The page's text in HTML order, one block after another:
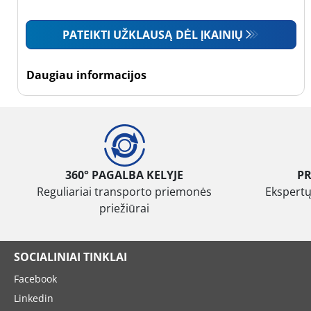
Mažas sunkvežimis
(0)
sustiprintomis
sienelėmis (0)
Padanga
sienelėmis (1)
Daugiau
parinkčių
PATEIKTI UŽKLAUSĄ DĖL ĮKAINIŲ
Daugiau informacijos
360° PAGALBA KELYJE
Reguliariai transporto priemonės
priežiūrai
SOCIALINIAI TINKLAI
Facebook
Linkedin